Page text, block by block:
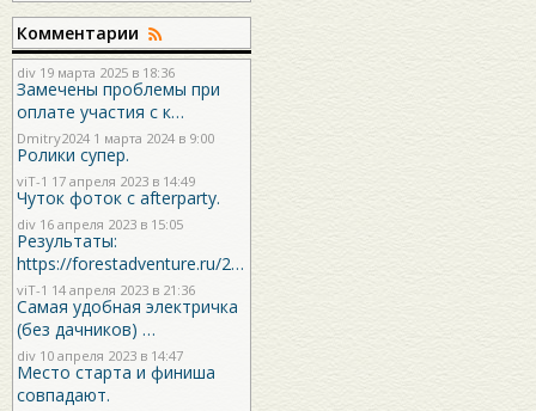
Комментарии
div 19 марта 2025 в 18:36
Замечены проблемы при
оплате участия с к…
Dmitry2024 1 марта 2024 в 9:00
Ролики супер.
viT-1 17 апреля 2023 в 14:49
Чуток фоток с afterparty.
div 16 апреля 2023 в 15:05
Результаты:
https://forestadventure.ru/2…
viT-1 14 апреля 2023 в 21:36
Самая удобная электричка
(без дачников) …
div 10 апреля 2023 в 14:47
Место старта и финиша
совпадают.